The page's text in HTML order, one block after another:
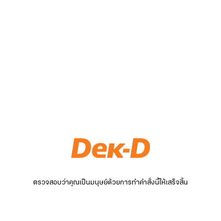
ตรวจสอบว่าคุณเป็นมนุษย์ด้วยการทำคำสั่งนี้ให้เสร็จสิ้น